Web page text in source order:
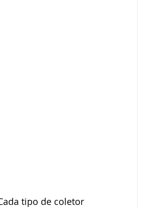
tipo de coletor